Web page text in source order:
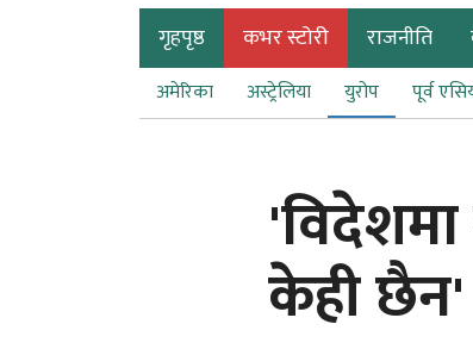
गृहपृष्ठ कभर स्टोरी राजनीति
अमेरिका अस्ट्रेलिया युरोप पूर्व
केही छैन'